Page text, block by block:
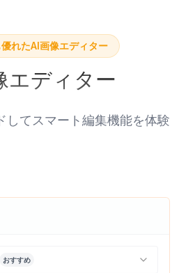
れたAI画像エディター
エディター
してスマート編集機能を体験
おすすめ